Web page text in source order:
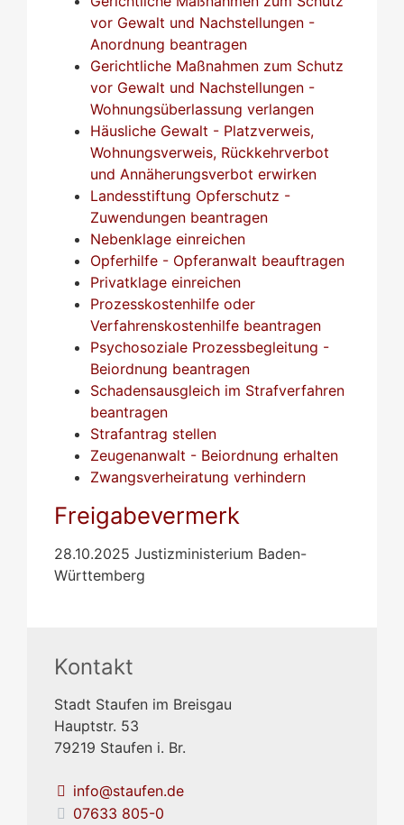
vor Gewalt und Nachstellungen -
Anordnung beantragen
Gerichtliche Maßnahmen zum Schutz
vor Gewalt und Nachstellungen -
Wohnungsüberlassung verlangen
Häusliche Gewalt - Platzverweis,
Wohnungsverweis, Rückkehrverbot
und Annäherungsverbot erwirken
Landesstiftung Opferschutz -
Zuwendungen beantragen
Nebenklage einreichen
Opferhilfe - Opferanwalt beauftragen
Privatklage einreichen
Prozesskostenhilfe oder
Verfahrenskostenhilfe beantragen
Psychosoziale Prozessbegleitung -
Beiordnung beantragen
Schadensausgleich im Strafverfahren
beantragen
Strafantrag stellen
Zeugenanwalt - Beiordnung erhalten
Zwangsverheiratung verhindern
Freigabevermerk
28.10.2025 Justizministerium Baden-
Württemberg
Kontakt
Stadt Staufen im Breisgau
Hauptstr. 53
79219 Staufen i. Br.
info@staufen.de
07633 805-0